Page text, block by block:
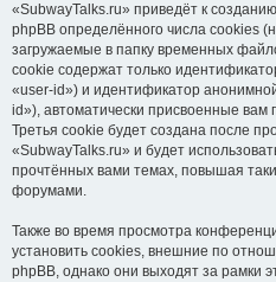
«SubwayTalks.ru» приведёт к
phpBB определённого числа cookies
загружаемые в папку временных
cookie содержат только
«user-id») и идентификатор
id»), автоматически присвоенные
Третья cookie будет создана после
«SubwayTalks.ru» и будет
прочтённых вами темах, повышая
форумами.
Также во время просмотра
установить cookies, внешние по
phpBB, однако они выходят за рамки